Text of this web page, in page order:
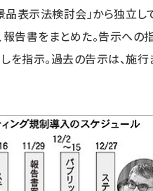
品表示法検討会」から独立
報告書をまとめた。告示へ
を指示。過去の告示は、施行